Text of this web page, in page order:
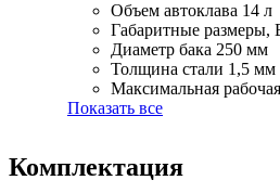
Объем автоклава 14 л
Габаритные
Диаметр бака 250 мм
Толщина стали 1,5 мм
Максимальная
Показать все
Комплектация